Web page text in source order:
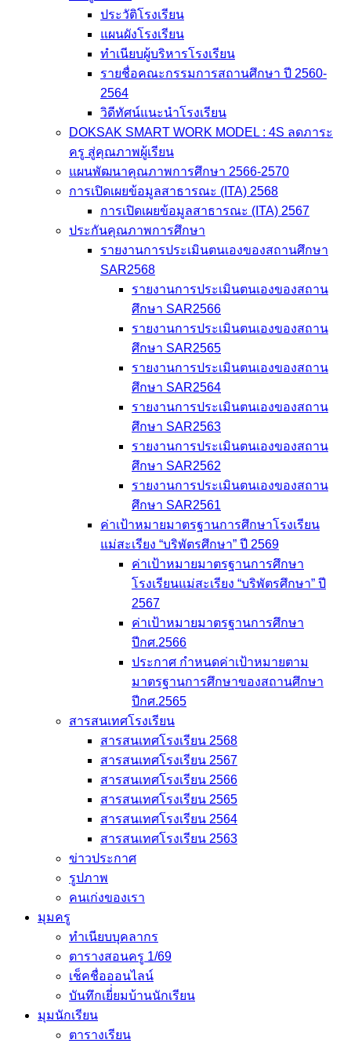
ประวัติโรงเรียน
แผนผังโรงเรียน
ทำเนียบผู้บริหารโรงเรียน
รายชื่อคณะกรรมการสถานศึกษา ปี 2560-
2564
วิดีทัศน์แนะนำโรงเรียน
DOKSAK SMART WORK MODEL : 4S ลดภาระ
ครู สู่คุณภาพผู้เรียน
แผนพัฒนาคุณภาพการศึกษา 2566-2570
การเปิดเผยข้อมูลสาธารณะ (ITA) 2568
การเปิดเผยข้อมูลสาธารณะ (ITA) 2567
ประกันคุณภาพการศึกษา
รายงานการประเมินตนเองของสถานศึกษา
SAR2568
รายงานการประเมินตนเองของสถาน
ศึกษา SAR2566
รายงานการประเมินตนเองของสถาน
ศึกษา SAR2565
รายงานการประเมินตนเองของสถาน
ศึกษา SAR2564
รายงานการประเมินตนเองของสถาน
ศึกษา SAR2563
รายงานการประเมินตนเองของสถาน
ศึกษา SAR2562
รายงานการประเมินตนเองของสถาน
ศึกษา SAR2561
ค่าเป้าหมายมาตรฐานการศึกษาโรงเรียน
แม่สะเรียง “บริพัตรศึกษา” ปี 2569
ค่าเป้าหมายมาตรฐานการศึกษา
โรงเรียนแม่สะเรียง “บริพัตรศึกษา” ปี
2567
ค่าเป้าหมายมาตรฐานการศึกษา
ปีกศ.2566
ประกาศ กำหนดค่าเป้าหมายตาม
มาตรฐานการศึกษาของสถานศึกษา
ปีกศ.2565
สารสนเทศโรงเรียน
สารสนเทศโรงเรียน 2568
สารสนเทศโรงเรียน 2567
สารสนเทศโรงเรียน 2566
สารสนเทศโรงเรียน 2565
สารสนเทศโรงเรียน 2564
สารสนเทศโรงเรียน 2563
ข่าวประกาศ
รูปภาพ
คนเก่งของเรา
มุมครู
ทำเนียบบุคลากร
ตารางสอนครู 1/69
เช็คชื่อออนไลน์
บันทึกเยี่่ยมบ้านนักเรียน
มุมนักเรียน
ตารางเรียน